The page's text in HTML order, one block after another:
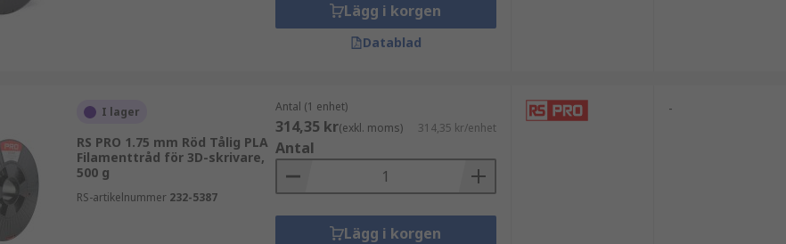
Lägg i korgen
Datablad
I lager
RS PRO 1.75 mm Röd Tålig PLA
Filamenttråd för 3D-skrivare,
500 g
RS-artikelnummer 232-5387
Antal (1 enhet)
314,35 kr(exkl. moms) 314,35 kr/enhet
Antal
Lägg i korgen
-